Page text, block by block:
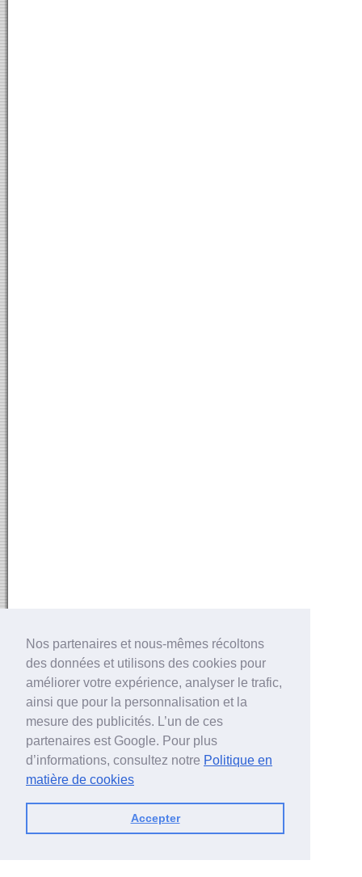
Nos partenaires et nous-mêmes récoltons
des données et utilisons des cookies pour
améliorer votre expérience, analyser le trafic,
ainsi que pour la personnalisation et la
mesure des publicités. L’un de ces
partenaires est Google. Pour plus
d’informations, consultez notre Politique en
matière de cookies
Accepter